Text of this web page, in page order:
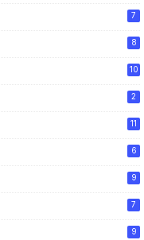
7
8
10
2
11
6
9
7
9